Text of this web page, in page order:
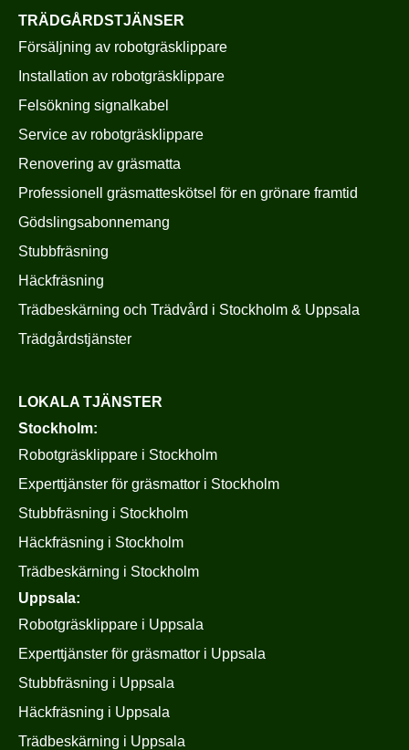
TRÄDGÅRDSTJÄNSER
Försäljning av robotgräsklippare
Installation av robotgräsklippare
Felsökning signalkabel
Service av robotgräsklippare
Renovering av gräsmatta
Professionell gräsmatteskötsel för en grönare framtid
Gödslingsabonnemang
Stubbfräsning
Häckfräsning
Trädbeskärning och Trädvård i Stockholm & Uppsala
Trädgårdstjänster
LOKALA TJÄNSTER
Stockholm:
Robotgräsklippare i Stockholm
Experttjänster för gräsmattor i Stockholm
Stubbfräsning i Stockholm
Häckfräsning i Stockholm
Trädbeskärning i Stockholm
Uppsala:
Robotgräsklippare i Uppsala
Experttjänster för gräsmattor i Uppsala
Stubbfräsning i Uppsala
Häckfräsning i Uppsala
Trädbeskärning i Uppsala